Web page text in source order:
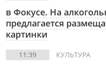
в Фокусе. На
предлагается
картинки
11:39 КУЛЬТУРА